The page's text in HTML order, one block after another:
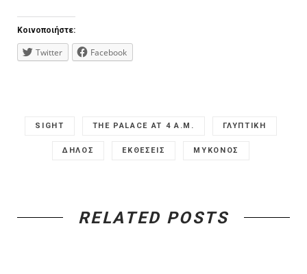
Κοινοποιήστε:
Twitter Facebook
SIGHT THE PALACE AT 4 A.M. ΓΛΥΠΤΙΚΗ
ΔΗΛΟΣ ΕΚΘΕΣΕΙΣ ΜΥΚΟΝΟΣ
RELATED POSTS